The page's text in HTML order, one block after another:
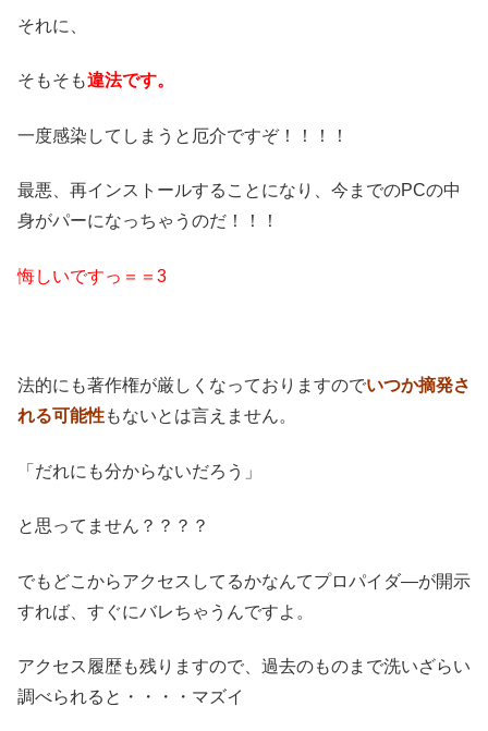
それに、
そもそも違法です。
一度感染してしまうと厄介ですぞ！！！！
最悪、再インストールすることになり、今までのPCの中
身がパーになっちゃうのだ！！！
悔しいですっ＝＝3
法的にも著作権が厳しくなっておりますのでいつか摘発さ
れる可能性もないとは言えません。
「だれにも分からないだろう」
と思ってません？？？？
でもどこからアクセスしてるかなんてプロパイダ―が開示
すれば、すぐにバレちゃうんですよ。
アクセス履歴も残りますので、過去のものまで洗いざらい
調べられると・・・・マズイ